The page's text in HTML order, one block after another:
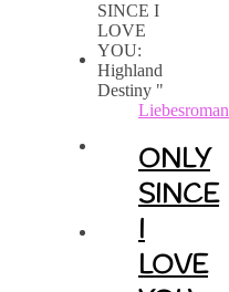
Liebesroman
ONLY
SINCE
I
LOVE